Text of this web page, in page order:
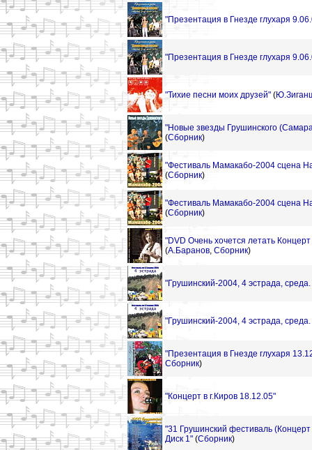
"Презентация в Гнезде глухаря
"Презентация в Гнезде глухаря
"Тихие песни моих друзей" (
"Новые звезды Грушинского
(Сборник)
"Фестиваль Мамакабо-2004 сцена
(Сборник)
"Фестиваль Мамакабо-2004 сцена
(Сборник)
"DVD Очень хочется летать
(А.Баранов, Сборник)
"Грушинский-2004, 4 эстрада, среда.
"Грушинский-2004, 4 эстрада, среда.
"Презентация в Гнезде глухаря
Сборник)
"Концерт в г.Киров 18.12.05"
"31 Грушинский фестиваль
Диск 1" (Сборник)